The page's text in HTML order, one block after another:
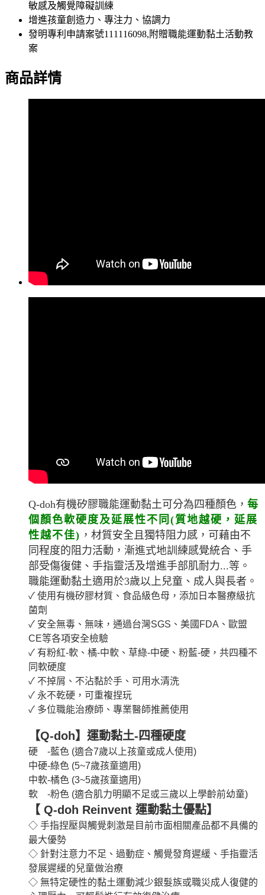
敏感及觸覺障礙訓練
增進孩童創造力、專注力、協調力
發明專利申請案號111116098,附贈職能運動黏土活動教
案
商品詳情
Q-doh有機矽膠職能運動黏土可分為四種顏色， 每
個顏色軟硬度及延展性不同(質地越硬，延展
性越不佳) ，材質安全且獨特阻力感，可藉由不
同程度的阻力活動，漸進式地訓練感覺統合、手
部受傷復健、手指靈活及增進手部肌耐力...等。
職能運動黏土適用於3歲以上兒童、成人與長者。
✓ 使用有機矽膠材質、食品級色母，添加日本醫療級抗
菌劑
✓ 安全無毒、無味，通過台灣SGS、美國FDA、歐盟
CE等各項安全檢驗
✓ 有粉紅-軟、橘-中軟、草綠-中硬、粉藍-硬，共四種不
同軟硬度
✓ 不掉屑、不沾黏於手、可用水清洗
✓ 永不乾硬，可重複捏玩
✓ 多位職能治療師、專業醫師推薦使用
【Q-doh】運動黏土-四種硬度
硬 -藍色 (適合7歲以上孩童或成人使用)
中硬-綠色 (5~7歲孩童適用)
中軟-橘色 (3~5歲孩童適用)
軟 -粉色 (適合肌力明顯不足或三歲以上學齡前幼童)
【 Q-doh Reinvent 運動黏土優點】
◇ 手指捏壓與觸覺刺激是目前市面相關產品都不具備的
最大優勢
◇ 針對注意力不足、過動症、觸覺發育遲緩、手指靈活
發展遲緩的兒童做治療
◇ 無特定硬性的黏土運動減少銀髮族或職災成人復健的